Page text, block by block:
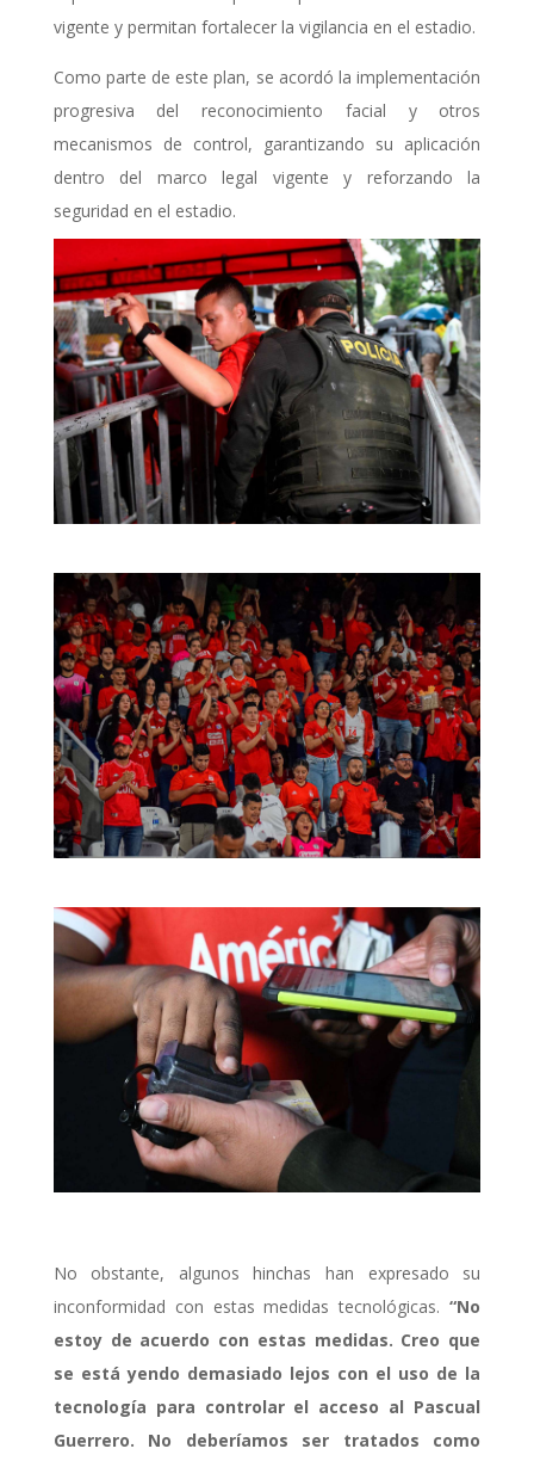
vigente y permitan fortalecer la vigilancia en el estadio.
Como parte de este plan, se acordó la implementación
progresiva del reconocimiento facial y otros
mecanismos de control, garantizando su aplicación
dentro del marco legal vigente y reforzando la
seguridad en el estadio.
No obstante, algunos hinchas han expresado su
inconformidad con estas medidas tecnológicas.“No
estoy de acuerdo con estas medidas. Creo que
se está yendo demasiado lejos con el uso de la
tecnología para controlar el acceso al Pascual
Guerrero. No deberíamos ser tratados como